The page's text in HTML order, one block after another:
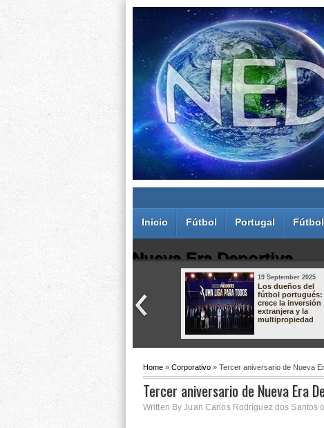
Inicio Fútbol Portugal
Nueva Era Deportiva
Juan Carlos Rodríguez dos Santos
19 September 2025
Los dueños del
fútbol portugués:
crece la inversión
extranjera y la
multipropiedad
Home » Corporativo » Tercer aniversario de Nueva
Tercer aniversario de Nueva Era
Written By Juan Carlos Rodríguez dos Santos